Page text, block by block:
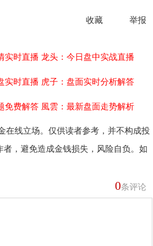
收藏 举报
实时直播 龙头：今日盘中实战直播
实时直播 虎子：盘面实时分析解答
免费解答 風雲：最新盘面走势解析
在线立场。仅供读者参考，并不构成投
，避免造成金钱损失，风险自负。如
0条评论